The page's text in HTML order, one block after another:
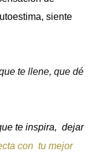
siente
te llene, que dé
te inspira, dejar
con tu mejor